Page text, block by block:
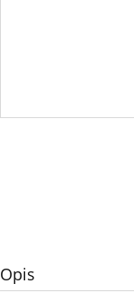
Opis